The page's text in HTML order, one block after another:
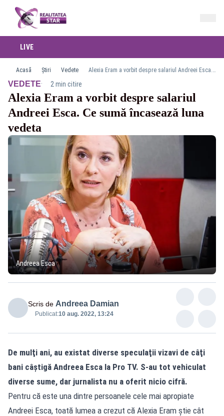
LIVE
Acasă Știri Vedete Alexia Eram a vorbit despre salariul Andreei Esca. Ce sumă încasează luna vedeta
VEDETE· 2 min citire
Alexia Eram a vorbit despre salariul
Andreei Esca. Ce sumă încasează luna
vedeta
Andreea Esca
Scris de Andreea Damian
Publicat:10 aug. 2022, 13:24
De mulţi ani, au existat diverse speculaţii vizavi de câţi
bani câştigă Andreea Esca la Pro TV. S-au tot vehiculat
diverse sume, dar jurnalista nu a oferit nicio cifră.
Pentru că este una dintre persoanele cele mai apropiate
Andreei Esca, toată lumea a crezut că Alexia Eram ştie cât